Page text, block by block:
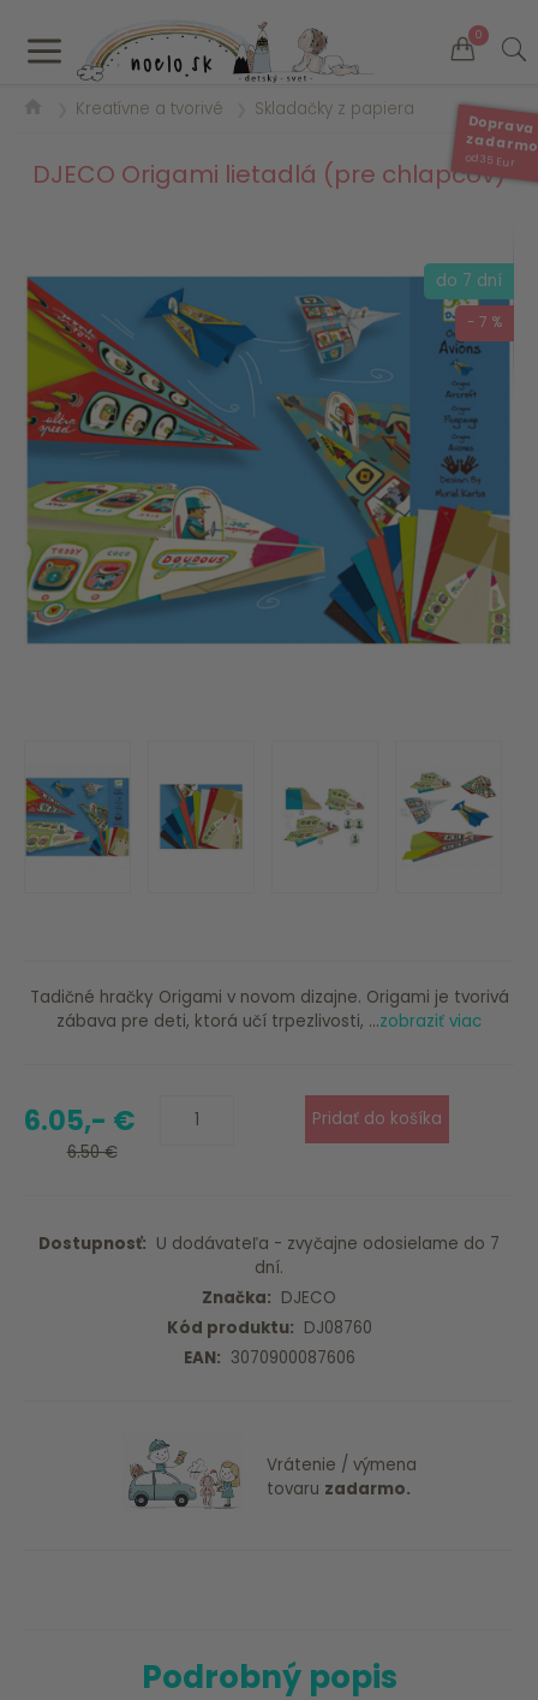
a 0
Doprava
od 35 Eur
Kreatívne a tvorivé Skladačky z papiera
DJECO Origami lietadlá (pre chlapcov)
do 7 dní
- 7 %
Tadičné hračky Origami v novom dizajne. Origami je tvorivá
zábava pre deti, ktorá učí trpezlivosti, ...zobraziť viac
6.05,- €
6.50 €
Dostupnosť: U dodávateľa - zvyčajne odosielame do 7
dní.
Značka: DJECO
Kód produktu: DJ08760
EAN: 3070900087606
Vrátenie / výmena
tovaru zadarmo.
Podrobný popis